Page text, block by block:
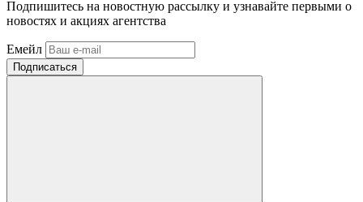
Подпишитесь на новостную рассылку и узнавайте первыми о
новостях и акциях агентства
Емейл